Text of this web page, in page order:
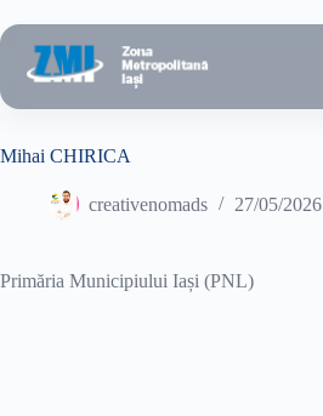
la
conținut
Mihai CHIRICA
creativenomads 27/05/2026
Primăria Municipiului Iași (PNL)